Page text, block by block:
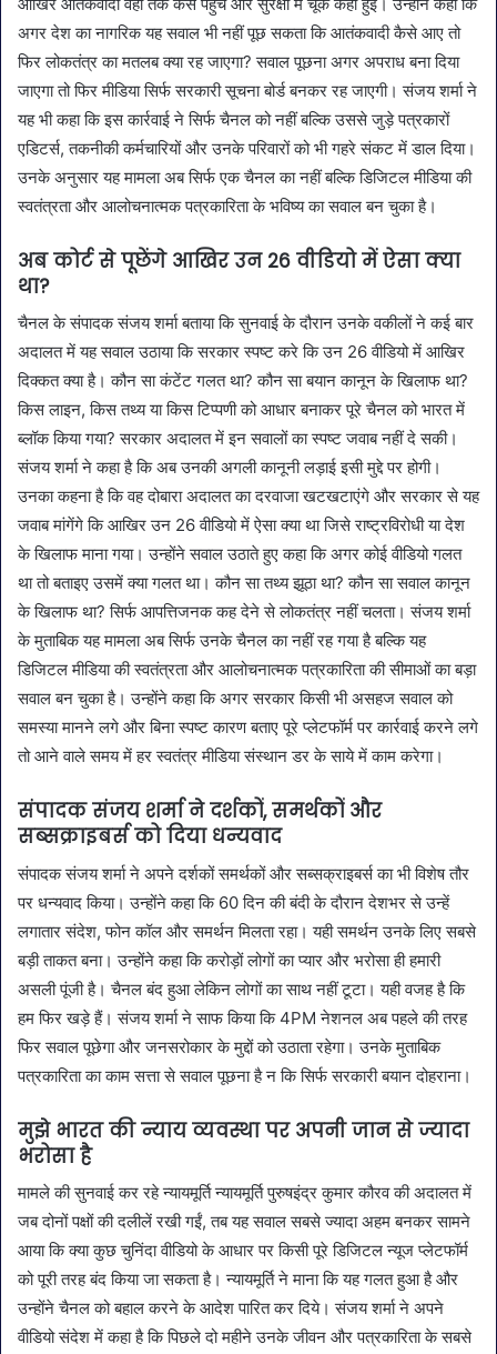
अगर देश का नागरिक यह सवाल भी नहीं पूछ सकता कि आतंकवादी कैसे आए तो
फिर लोकतंत्र का मतलब क्या रह जाएगा? सवाल पूछना अगर अपराध बना दिया
जाएगा तो फिर मीडिया सिर्फ सरकारी सूचना बोर्ड बनकर रह जाएगी। संजय शर्मा ने
यह भी कहा कि इस कार्रवाई ने सिर्फ चैनल को नहीं बल्कि उससे जुड़े पत्रकारों
एडिटर्स, तकनीकी कर्मचारियों और उनके परिवारों को भी गहरे संकट में डाल दिया।
उनके अनुसार यह मामला अब सिर्फ एक चैनल का नहीं बल्कि डिजिटल मीडिया की
स्वतंत्रता और आलोचनात्मक पत्रकारिता के भविष्य का सवाल बन चुका है।
अब कोर्ट से पूछेंगे आखिर उन 26 वीडियो में ऐसा क्या
था?
चैनल के संपादक संजय शर्मा बताया कि सुनवाई के दौरान उनके वकीलों ने कई बार
अदालत में यह सवाल उठाया कि सरकार स्पष्ट करे कि उन 26 वीडियो में आखिर
दिक्कत क्या है। कौन सा कंटेंट गलत था? कौन सा बयान कानून के खिलाफ था?
किस लाइन, किस तथ्य या किस टिप्पणी को आधार बनाकर पूरे चैनल को भारत में
ब्लॉक किया गया? सरकार अदालत में इन सवालों का स्पष्ट जवाब नहीं दे सकी।
संजय शर्मा ने कहा है कि अब उनकी अगली कानूनी लड़ाई इसी मुद्दे पर होगी।
उनका कहना है कि वह दोबारा अदालत का दरवाजा खटखटाएंगे और सरकार से यह
जवाब मांगेंगे कि आखिर उन 26 वीडियो में ऐसा क्या था जिसे राष्ट्रविरोधी या देश
के खिलाफ माना गया। उन्होंने सवाल उठाते हुए कहा कि अगर कोई वीडियो गलत
था तो बताइए उसमें क्या गलत था। कौन सा तथ्य झूठा था? कौन सा सवाल कानून
के खिलाफ था? सिर्फ आपत्तिजनक कह देने से लोकतंत्र नहीं चलता। संजय शर्मा
के मुताबिक यह मामला अब सिर्फ उनके चैनल का नहीं रह गया है बल्कि यह
डिजिटल मीडिया की स्वतंत्रता और आलोचनात्मक पत्रकारिता की सीमाओं का बड़ा
सवाल बन चुका है। उन्होंने कहा कि अगर सरकार किसी भी असहज सवाल को
समस्या मानने लगे और बिना स्पष्ट कारण बताए पूरे प्लेटफॉर्म पर कार्रवाई करने लगे
तो आने वाले समय में हर स्वतंत्र मीडिया संस्थान डर के साये में काम करेगा।
संपादक संजय शर्मा ने दर्शकों, समर्थकों और
सब्सक्राइबर्स को दिया धन्यवाद
संपादक संजय शर्मा ने अपने दर्शकों समर्थकों और सब्सक्राइबर्स का भी विशेष तौर
पर धन्यवाद किया। उन्होंने कहा कि 60 दिन की बंदी के दौरान देशभर से उन्हें
लगातार संदेश, फोन कॉल और समर्थन मिलता रहा। यही समर्थन उनके लिए सबसे
बड़ी ताकत बना। उन्होंने कहा कि करोड़ों लोगों का प्यार और भरोसा ही हमारी
असली पूंजी है। चैनल बंद हुआ लेकिन लोगों का साथ नहीं टूटा। यही वजह है कि
हम फिर खड़े हैं। संजय शर्मा ने साफ किया कि 4PM नेशनल अब पहले की तरह
फिर सवाल पूछेगा और जनसरोकार के मुद्दों को उठाता रहेगा। उनके मुताबिक
पत्रकारिता का काम सत्ता से सवाल पूछना है न कि सिर्फ सरकारी बयान दोहराना।
मुझे भारत की न्याय व्यवस्था पर अपनी जान से ज्यादा
भरोसा है
मामले की सुनवाई कर रहे न्यायमूर्ति न्यायमूर्ति पुरुषइंद्र कुमार कौरव की अदालत में
जब दोनों पक्षों की दलीलें रखी गईं, तब यह सवाल सबसे ज्यादा अहम बनकर सामने
आया कि क्या कुछ चुनिंदा वीडियो के आधार पर किसी पूरे डिजिटल न्यूज प्लेटफॉर्म
को पूरी तरह बंद किया जा सकता है। न्यायमूर्ति ने माना कि यह गलत हुआ है और
उन्होंने चैनल को बहाल करने के आदेश पारित कर दिये। संजय शर्मा ने अपने
वीडियो संदेश में कहा है कि पिछले दो महीने उनके जीवन और पत्रकारिता के सबसे